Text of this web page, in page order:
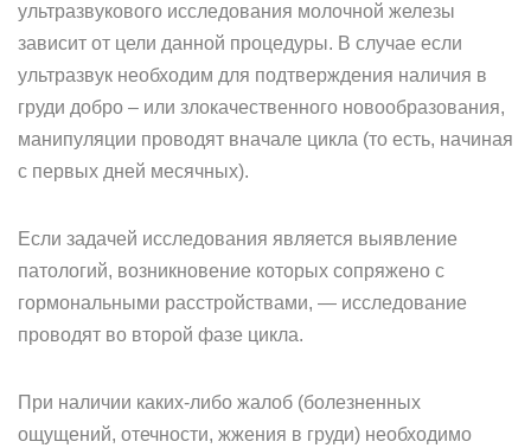
ультразвукового исследования молочной железы
зависит от цели данной процедуры. В случае если
ультразвук необходим для подтверждения наличия в
груди добро – или злокачественного новообразования,
манипуляции проводят вначале цикла (то есть, начиная
с первых дней месячных).
Если задачей исследования является выявление
патологий, возникновение которых сопряжено с
гормональными расстройствами, — исследование
проводят во второй фазе цикла.
При наличии каких-либо жалоб (болезненных
ощущений, отечности, жжения в груди) необходимо